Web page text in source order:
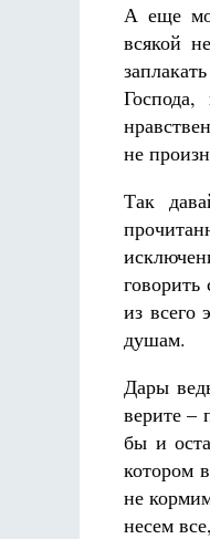
А еще
всякой
не
Так
из всего
душам.
Дары
верите –
бы и
котором
не
несем